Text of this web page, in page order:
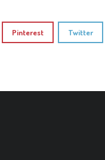
Pinterest Twitter